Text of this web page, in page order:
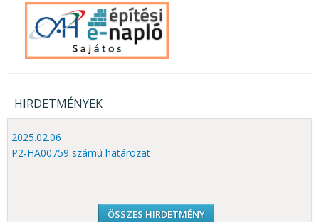
HIRDETMÉNYEK
2025.02.06
P2-HA00759 számú határozat
ÖSSZES HIRDETMÉNY